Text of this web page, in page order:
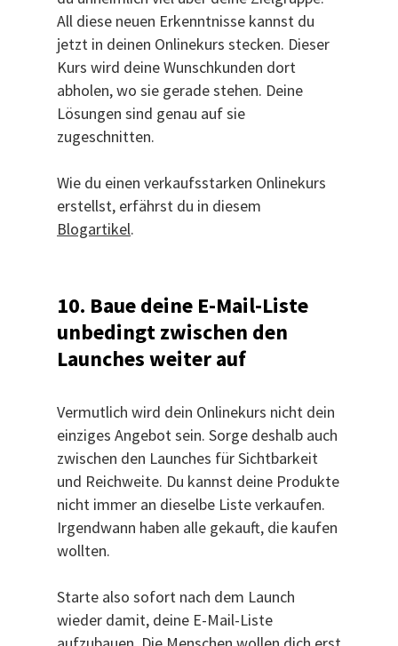
All diese neuen Erkenntnisse kannst du
jetzt in deinen Onlinekurs stecken. Dieser
Kurs wird deine Wunschkunden dort
abholen, wo sie gerade stehen. Deine
Lösungen sind genau auf sie
zugeschnitten.
Wie du einen verkaufsstarken Onlinekurs
erstellst, erfährst du in diesem
Blogartikel.
10. Baue deine E-Mail-Liste
unbedingt zwischen den
Launches weiter auf
Vermutlich wird dein Onlinekurs nicht dein
einziges Angebot sein. Sorge deshalb auch
zwischen den Launches für Sichtbarkeit
und Reichweite. Du kannst deine Produkte
nicht immer an dieselbe Liste verkaufen.
Irgendwann haben alle gekauft, die kaufen
wollten.
Starte also sofort nach dem Launch
wieder damit, deine E-Mail-Liste